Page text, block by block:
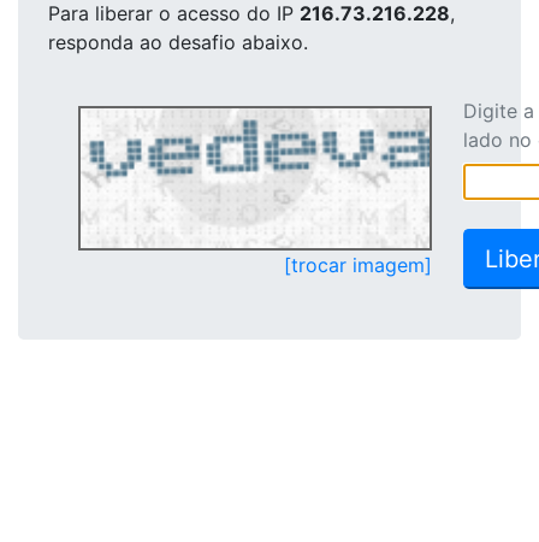
Para liberar o acesso do IP 216.73.216.228,
responda ao desafio abaixo.
[trocar imagem]
Digite
lado no